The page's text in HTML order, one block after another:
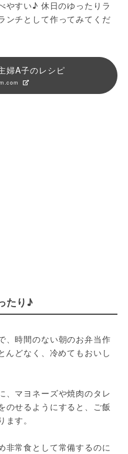
やすい♪ 休日のゆったりラ
ンチとして作ってみてくだ
婦A子のレシピ
たり♪
、時間のない朝のお弁当作
んどなく、冷めてもおいし
、マヨネーズや焼肉のタレ
のせるようにすると、ご飯
す。
非常食として常備するのに